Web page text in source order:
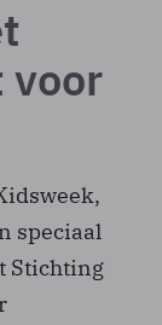
voor
speciaal
Stichting